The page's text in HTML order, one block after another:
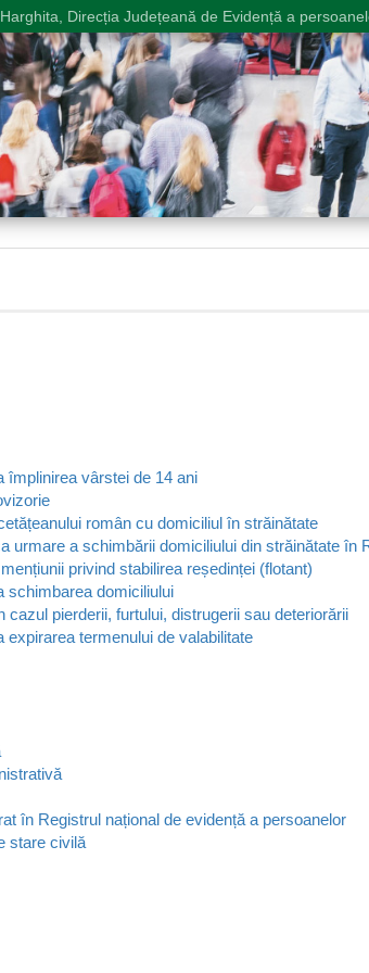
împlinirea vârstei de 14 ani
român cu domiciliul în străinătate
urmare a schimbării domiciliului din străinătate în
privind stabilirea reședinței (flotant)
schimbarea domiciliului
cazul pierderii, furtului, distrugerii sau deteriorării
expirarea termenului de valabilitate
în Registrul național de evidență a persoanelor
stare civilă
Direcția Județeană de Evidență a